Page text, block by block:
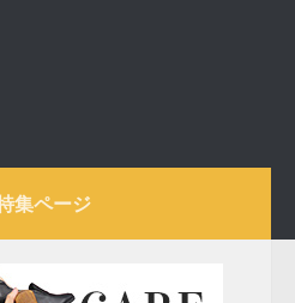
集ページ